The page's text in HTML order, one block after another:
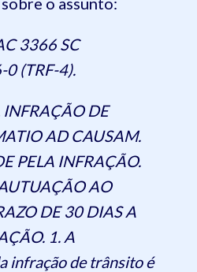
3366 SC
(TRF-4).
INFRAÇÃO DE
AD CAUSAM.
PELA INFRAÇÃO.
AO
DE 30 DIAS A
1. A
infração de trânsito é